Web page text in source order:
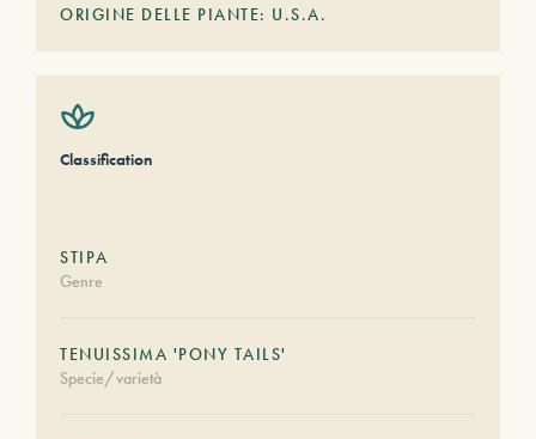
ORIGINE DELLE PIANTE: U.S.A.
Classification
STIPA
Genre
TENUISSIMA 'PONY TAILS'
Specie/varietà